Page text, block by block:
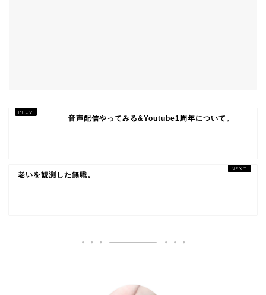
音声配信やってみる&Youtube1周年について。
老いを観測した無職。